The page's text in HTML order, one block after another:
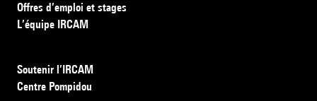
Offres d’emploi et stages
L’équipe IRCAM
Soutenir l’IRCAM
Centre Pompidou